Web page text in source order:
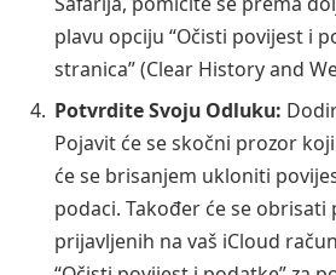
plavu opciju “Očisti povijest i
stranica” (Clear History and
Potvrdite Svoju Odluku:
Pojavit će se skočni prozor
će se brisanjem ukloniti
podaci. Također će se obrisati
prijavljenih na vaš iCloud